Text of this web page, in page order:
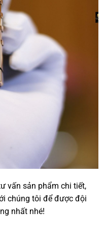
vấn sản phẩm chi tiết,
chúng tôi để được đội
nhất nhé!